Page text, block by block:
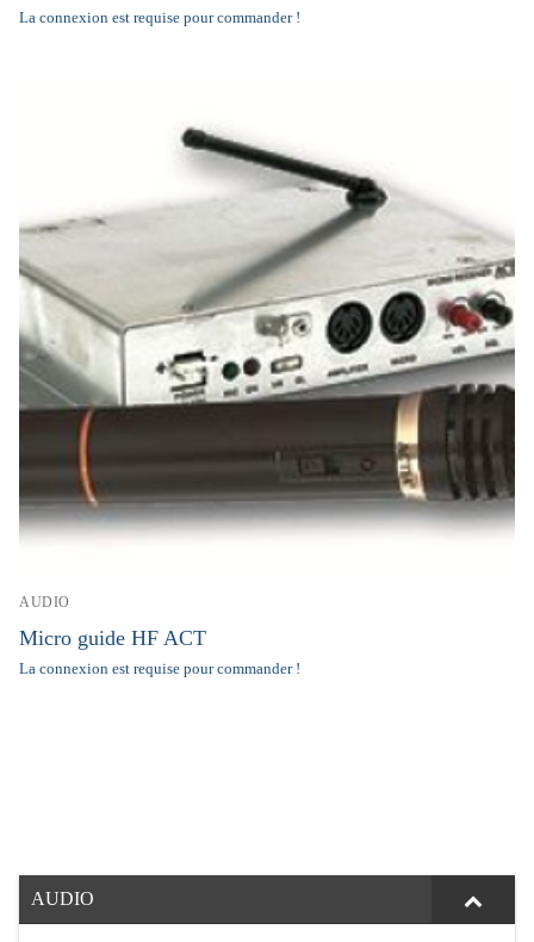
La connexion est requise pour commander !
AUDIO
Micro guide HF ACT
La connexion est requise pour commander !
AUDIO